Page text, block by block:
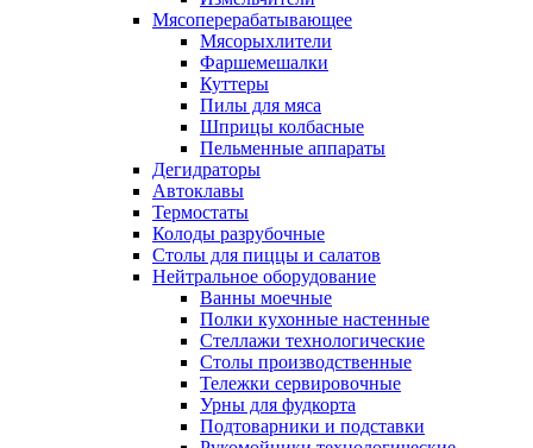
Мясоперерабатывающее
Мясорыхлители
Фаршемешалки
Куттеры
Пилы для мяса
Шприцы колбасные
Пельменные аппараты
Дегидраторы
Автоклавы
Термостаты
Колоды разрубочные
Столы для пиццы и салатов
Нейтральное оборудование
Ванны моечные
Полки кухонные настенные
Стеллажи технологические
Столы производственные
Тележки сервировочные
Урны для фудкорта
Подтоварники и подставки